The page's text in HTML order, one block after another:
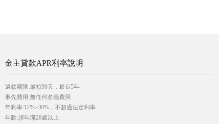
金主貸款APR利率說明
還款期限:最短90天，最長5年
事先費用:無任何名義費用
年利率:12%~30%，不超過法定利率
年齡:須年滿20歲以上